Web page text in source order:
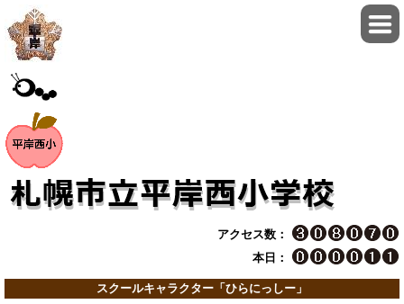
アクセス数：
本日：
スクールキャラクター「ひらにっしー」